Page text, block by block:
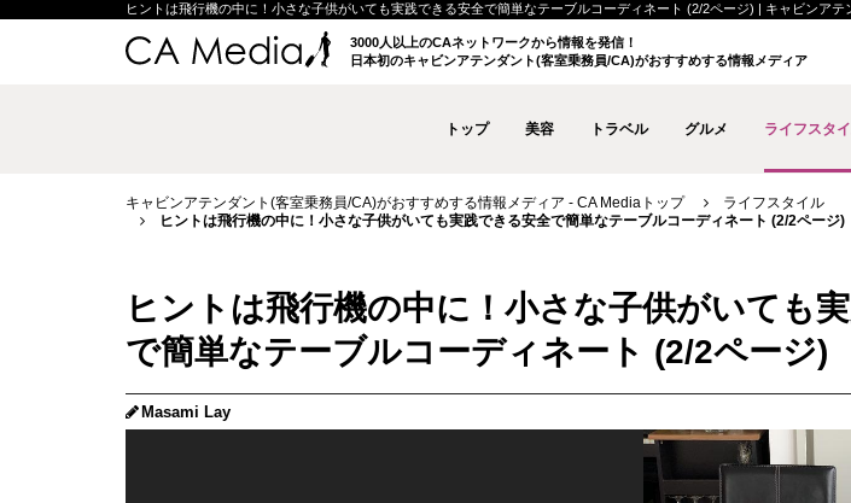
ヒントは飛行機の中に！小さな子供がいても実践できる安全で簡単なテーブルコーディネート (2/2ページ) | キャビンア
3000人以上のCAネットワークから情報を発信！
日本初のキャビンアテンダント(客室乗務員/CA)がおすすめする情報メディア
トップ 美容 トラベル グルメ ライフスタ
キャビンアテンダント(客室乗務員/CA)がおすすめする情報メディア - CA Mediaトップ
ライフスタイル
ヒントは飛行機の中に！小さな子供がいても実践できる安全で簡単なテーブルコーディネート (2/2ページ)
ヒントは飛行機の中に！小さな子供がいても
で簡単なテーブルコーディネート (2/2ページ)
Masami Lay